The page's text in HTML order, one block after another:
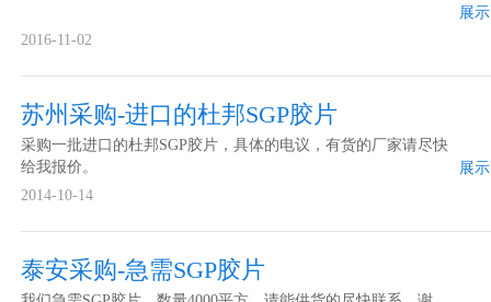
展
2016-11-02
苏州采购-进口的杜邦SGP胶片
采购一批进口的杜邦SGP胶片，具体的电议，有货的厂家请尽快
给我报价。
展
2014-10-14
泰安采购-急需SGP胶片